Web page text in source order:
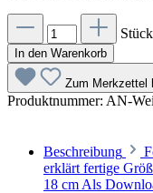
Stück
In den Warenkorb
Zum Merkzettel
Produktnummer: AN-
Beschreibung
erklärt fertige
18 cm Als